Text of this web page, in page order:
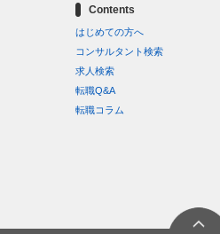
Contents
はじめての方へ
コンサルタント検索
求人検索
転職Q&A
転職コラム